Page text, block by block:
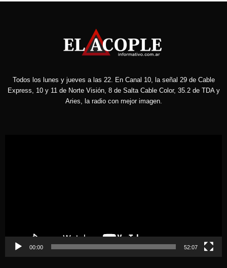
Todos los lunes y jueves a las 22. En Canal 10, la señal 29 de Cable
Express, 10 y 11 de Norte Visión, 8 de Salta Cable Color, 35.2 de TDA y
Aries, la radio con mejor imagen.
00:00 52:07